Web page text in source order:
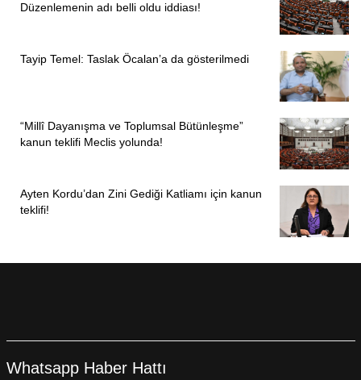
Düzenlemenin adı belli oldu iddiası!
Tayip Temel: Taslak Öcalan’a da gösterilmedi
“Millî Dayanışma ve Toplumsal Bütünleşme”
kanun teklifi Meclis yolunda!
Ayten Kordu’dan Zini Gediği Katliamı için kanun
teklifi!
Whatsapp Haber Hattı